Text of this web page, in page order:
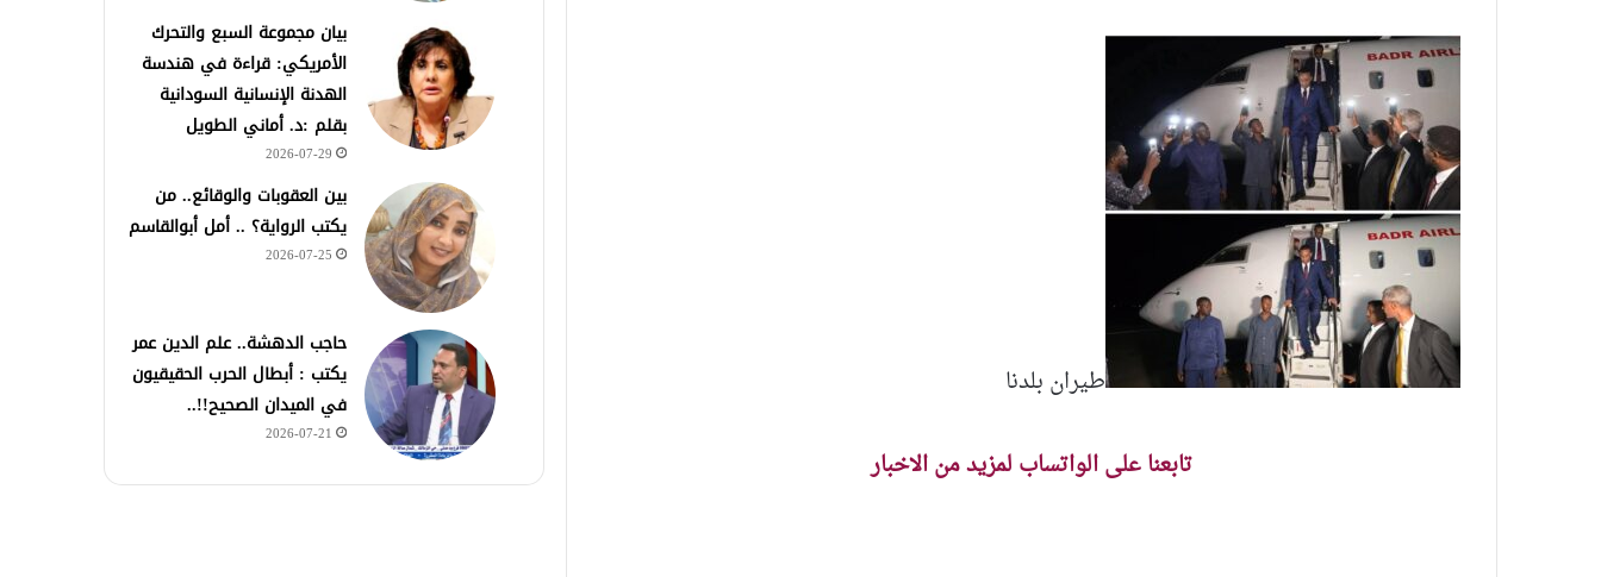
طيران بلدنا
تابعنا على الواتساب لمزيد من الاخبار
بيان مجموعة السبع والتحرك
الأمريكي: قراءة في هندسة
الهدنة الإنسانية السودانية
بقلم :د. أماني الطويل
2026-07-29
بين العقوبات والوقائع.. من
يكتب الرواية؟ .. أمل أبوالقاسم
2026-07-25
حاجب الدهشة.. علم الدين عمر
يكتب : أبطال الحرب الحقيقيون
في الميدان الصحيح!!..
2026-07-21